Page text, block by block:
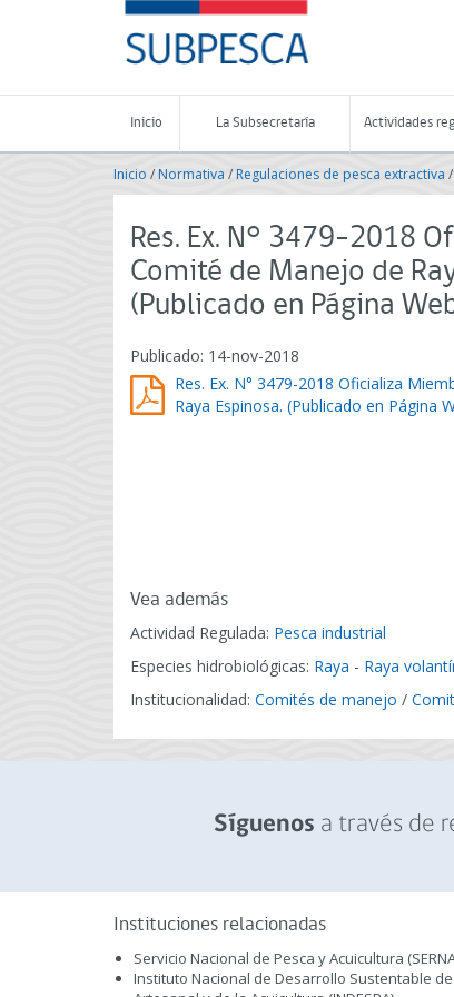
-
Subsecretaría
de
Pesca
Acuicultura
-
de
Chile
Inicio La Subsecretaría Actividades
Inicio /Normativa / Regulaciones de pesca extractiva /
Res. Ex. N° 3479-2018
Comité de Manejo de
(Publicado en Página
Publicado: 14-nov-2018
Res. Ex. N° 3479-2018 Oficializa
Raya Espinosa. (Publicado en Página
Vea además
Actividad Regulada: Pesca industrial
Especies hidrobiológicas: Raya - Raya
Institucionalidad: Comités de manejo /
Síguenos a través de
Instituciones relacionadas
Servicio Nacional de Pesca y Acuicultura
Instituto Nacional de Desarrollo Sustentable de